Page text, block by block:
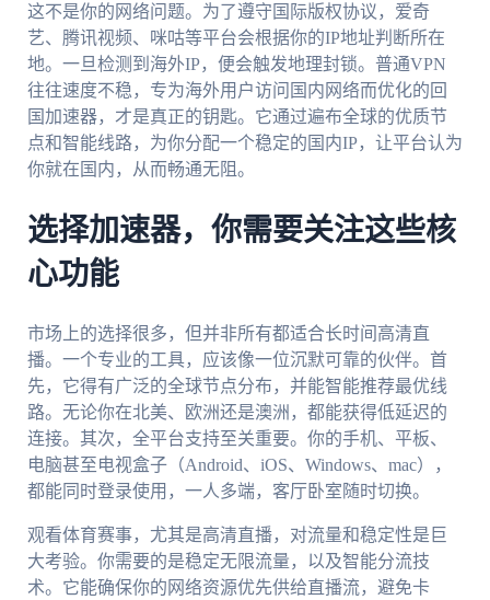
这不是你的网络问题。为了遵守国际版权协议，爱奇
艺、腾讯视频、咪咕等平台会根据你的IP地址判断所在
地。一旦检测到海外IP，便会触发地理封锁。普通VPN
往往速度不稳，专为海外用户访问国内网络而优化的回
国加速器，才是真正的钥匙。它通过遍布全球的优质节
点和智能线路，为你分配一个稳定的国内IP，让平台认为
你就在国内，从而畅通无阻。
选择加速器，你需要关注这些核
心功能
市场上的选择很多，但并非所有都适合长时间高清直
播。一个专业的工具，应该像一位沉默可靠的伙伴。首
先，它得有广泛的全球节点分布，并能智能推荐最优线
路。无论你在北美、欧洲还是澳洲，都能获得低延迟的
连接。其次，全平台支持至关重要。你的手机、平板、
电脑甚至电视盒子（Android、iOS、Windows、mac），
都能同时登录使用，一人多端，客厅卧室随时切换。
观看体育赛事，尤其是高清直播，对流量和稳定性是巨
大考验。你需要的是稳定无限流量，以及智能分流技
术。它能确保你的网络资源优先供给直播流，避免卡